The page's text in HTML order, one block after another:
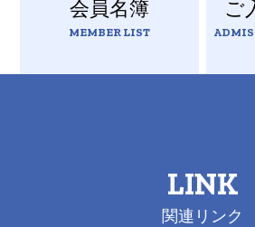
会員名簿
MEMBER LIST
ご
LINK
関連リンク